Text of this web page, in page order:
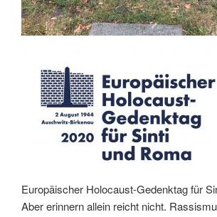
Europäischer Holocaust-Gedenktag für
Aber erinnern allein reicht nicht.